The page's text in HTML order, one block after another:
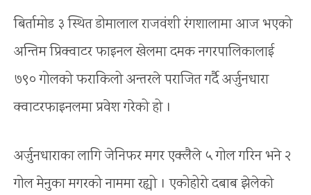
बिर्तामोड ३ स्थित डोमालाल राजवंशी रंगशालामा आज भएको
अन्तिम प्रिक्वाटर फाइनल खेलमा दमक नगरपालिकालाई
७९० गोलको फराकिलो अन्तरले पराजित गर्दै अर्जुनधारा
क्वाटरफाइनलमा प्रवेश गरेको हो ।
अर्जुनधाराका लागि जेनिफर मगर एक्लैले ५ गोल गरिन भने २
गोल मेनुका मगरको नाममा रह्यो । एकोहोरो दबाब झेलेको